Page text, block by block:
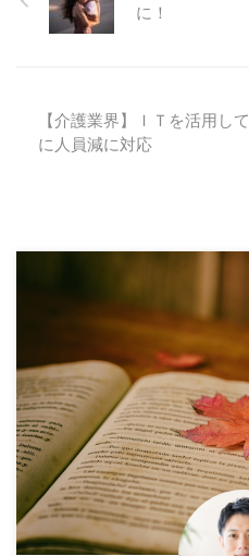
に！
【介護業界】ＩＴを活用し
に人員減に対応